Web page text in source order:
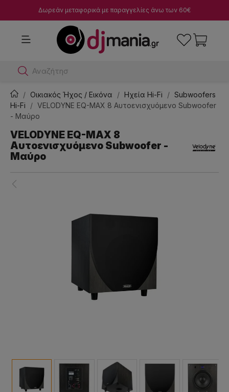
Δωρεάν μεταφορικά με παραγγελίες άνω των 60€
Αναζήτησε dj μί
Οικιακός Ήχος / Εικόνα Ηχεία Hi-Fi
Subwoofers
Hi-Fi
VELODYNE EQ-MAX 8 Αυτοενισχυόμενο Subwoofer
- Μαύρο
VELODYNE EQ-MAX 8
Αυτοενισχυόμενο Subwoofer -
Μαύρο